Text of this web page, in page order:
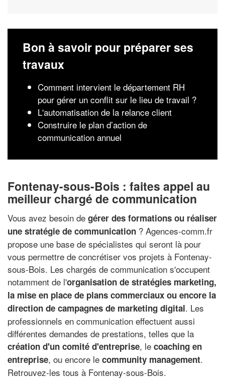
Bon à savoir pour préparer ses
travaux
Comment intervient le département RH
pour gérer un conflit sur le lieu de travail ?
L'automatisation de la relance client
Construire le plan d’action de
communication annuel
Fontenay-sous-Bois : faites appel au
meilleur chargé de communication
Vous avez besoin de gérer des formations ou réaliser
une stratégie de communication ? Agences-comm.fr
propose une base de spécialistes qui seront là pour
vous permettre de concrétiser vos projets à Fontenay-
sous-Bois. Les chargés de communication s'occupent
notamment de l'organisation de stratégies marketing,
la mise en place de plans commerciaux ou encore la
direction de campagnes de marketing digital. Les
professionnels en communication effectuent aussi
différentes demandes de prestations, telles que la
création d'un comité d'entreprise, le coaching en
entreprise, ou encore le community management.
Retrouvez-les tous à Fontenay-sous-Bois.